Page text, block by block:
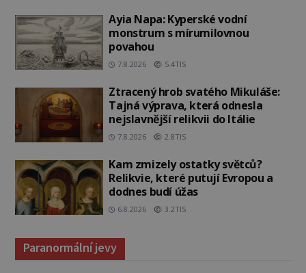
Ayia Napa: Kyperské vodní
monstrum s mírumilovnou
povahou
7.8.2026 5.4TIS
Ztracený hrob svatého Mikuláše:
Tajná výprava, která odnesla
nejslavnější relikvii do Itálie
7.8.2026 2.8TIS
Kam zmizely ostatky světců?
Relikvie, které putují Evropou a
dodnes budí úžas
6.8.2026 3.2TIS
Paranormální jevy